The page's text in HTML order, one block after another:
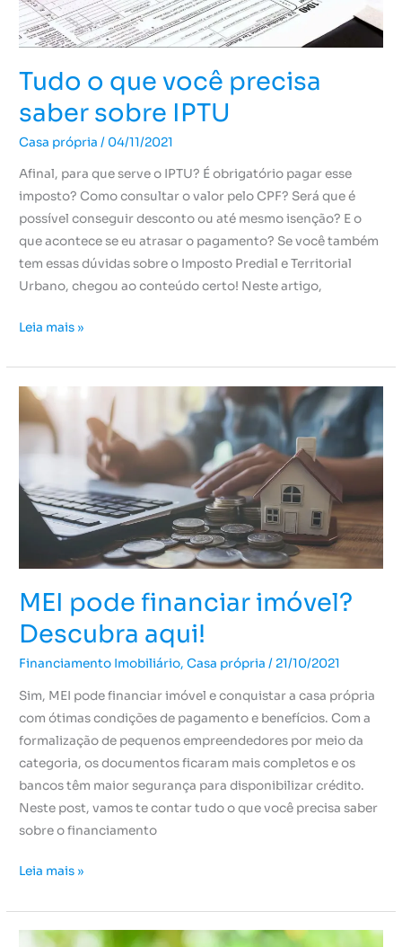
Tudo o que você precisa
saber sobre IPTU
Casa própria / 04/11/2021
Afinal, para que serve o IPTU? É obrigatório pagar esse
imposto? Como consultar o valor pelo CPF? Será que é
possível conseguir desconto ou até mesmo isenção? E o
que acontece se eu atrasar o pagamento? Se você também
tem essas dúvidas sobre o Imposto Predial e Territorial
Urbano, chegou ao conteúdo certo! Neste artigo,
Leia mais »
MEI pode financiar imóvel?
Descubra aqui!
Financiamento Imobiliário,Casa própria / 21/10/2021
Sim, MEI pode financiar imóvel e conquistar a casa própria
com ótimas condições de pagamento e benefícios. Com a
formalização de pequenos empreendedores por meio da
categoria, os documentos ficaram mais completos e os
bancos têm maior segurança para disponibilizar crédito.
Neste post, vamos te contar tudo o que você precisa saber
sobre o financiamento
MEI
pode
financiar
Descubra
aqui!
Leia mais »
Conquiste